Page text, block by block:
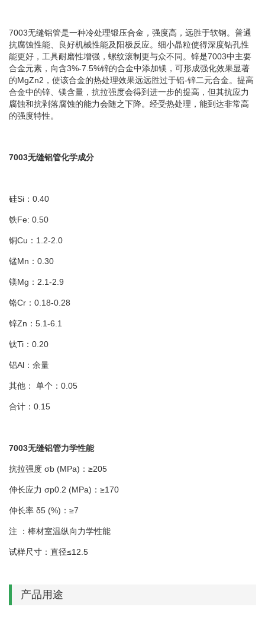
7003无缝铝管是一种冷处理锻压合金，强度高，远胜于软钢。普通
抗腐蚀性能、良好机械性能及阳极反应。细小晶粒使得深度钻孔性
能更好，工具耐磨性增强，螺纹滚制更与众不同。锌是7003中主要
合金元素，向含3%-7.5%锌的合金中添加镁，可形成强化效果显著
的MgZn2，使该合金的热处理效果远远胜过于铝-锌二元合金。提高
合金中的锌、镁含量，抗拉强度会得到进一步的提高，但其抗应力
腐蚀和抗剥落腐蚀的能力会随之下降。经受热处理，能到达非常高
的强度特性。
7003无缝铝管化学成分
硅Si：0.40
铁Fe: 0.50
铜Cu：1.2-2.0
锰Mn：0.30
镁Mg：2.1-2.9
铬Cr：0.18-0.28
锌Zn：5.1-6.1
钛Ti：0.20
铝Al：余量
其他： 单个：0.05
合计：0.15
7003无缝铝管力学性能
抗拉强度 σb (MPa)：≥205
伸长应力 σp0.2 (MPa)：≥170
伸长率 δ5 (%)：≥7
注 ：棒材室温纵向力学性能
试样尺寸：直径≤12.5
产品用途